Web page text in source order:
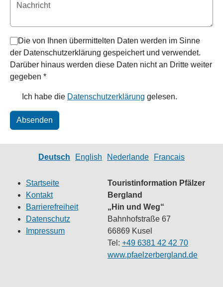
Die von Ihnen übermittelten Daten werden im Sinne
der Datenschutzerklärung gespeichert und verwendet.
Darüber hinaus werden diese Daten nicht an Dritte weiter
gegeben *
Ich habe die Datenschutzerklärung gelesen.
Absenden
Deutsch English Nederlande Francais
Startseite
Kontakt
Barrierefreiheit
Datenschutz
Impressum
Touristinformation Pfälzer
Bergland
„Hin und Weg“
Bahnhofstraße 67
66869 Kusel
Tel: +49 6381 42 42 70
www.pfaelzerbergland.de